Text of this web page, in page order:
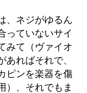
、ネジがゆるん
っていないサイ
みて（ヴァイオ
あればそれで、
ピンを楽器を傷
）、それでもま